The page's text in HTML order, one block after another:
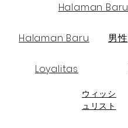
Halaman Baru
Halaman Baru 男性
Loyalitas
ウィッシ
ュリスト